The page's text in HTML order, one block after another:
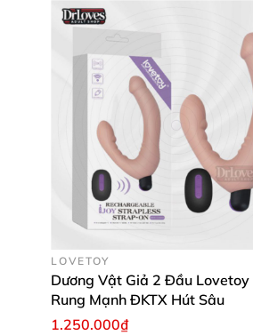
Pin sạc: Li-polymer,
Chống nước chuẩn
Xuất xứ: USA
Kết nối: Ứng dụng
LOVETOY
Dương Vật Giả 2 Đầu Lovetoy
Rung Mạnh ĐKTX Hút Sâu
1.250.000₫